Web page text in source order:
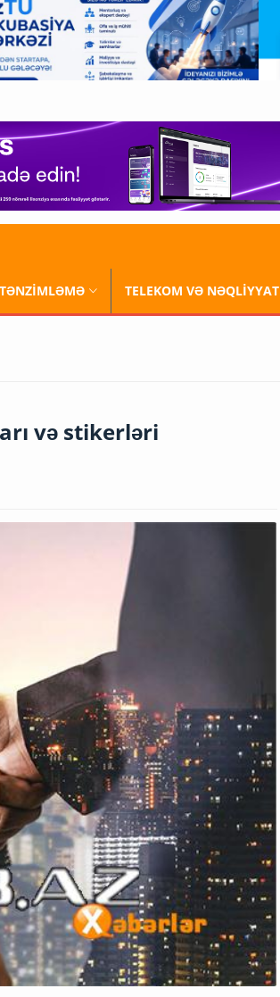
TƏNZİMLƏMƏ TELEKOM VƏ NƏQLİYYAT
və stikerləri